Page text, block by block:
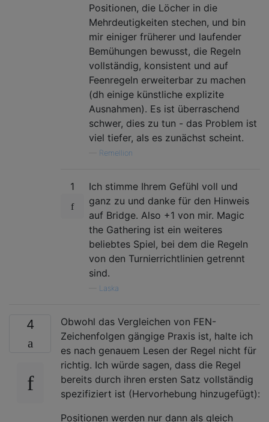
Positionen, die Löcher in die
Mehrdeutigkeiten stechen, und bin
mir einiger früherer und laufender
Bemühungen bewusst, die Regeln
vollständig, konsistent und auf
Feenregeln erweiterbar zu machen
(dh einige künstliche explizite
Ausnahmen). Es ist überraschend
schwer, dies zu tun - das Problem ist
viel tiefer, als es zunächst scheint.
Remellion
1
Ich stimme Ihrem Gefühl voll und
ganz zu und danke für den Hinweis
auf Bridge. Also +1 von mir. Magic
the Gathering ist ein weiteres
beliebtes Spiel, bei dem die Regeln
von den Turnierrichtlinien getrennt
sind.
Laska
4
Obwohl das Vergleichen von FEN-
Zeichenfolgen gängige Praxis ist, halte ich
es nach genauem Lesen der Regel nicht für
richtig. Ich würde sagen, dass die Regel
bereits durch ihren ersten Satz vollständig
spezifiziert ist (Hervorhebung hinzugefügt):
Positionen werden nur dann als gleich